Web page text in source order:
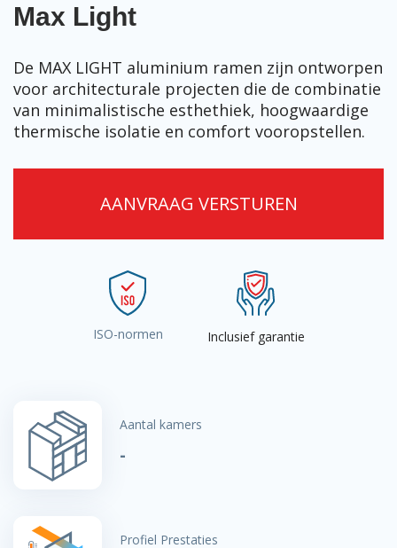
Max Light
De MAX LIGHT aluminium ramen zijn ontworpen
voor architecturale projecten die de combinatie
van minimalistische esthethiek, hoogwaardige
thermische isolatie en comfort vooropstellen.
AANVRAAG VERSTUREN
ISO-normen Inclusief garantie
Aantal kamers
-
Profiel Prestaties